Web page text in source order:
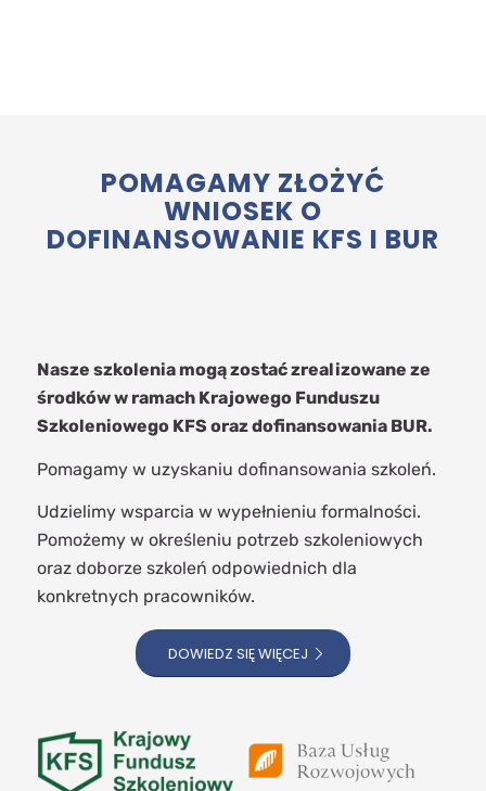
POMAGAMY ZŁOŻYĆ
WNIOSEK O
DOFINANSOWANIE KFS I BUR
Nasze szkolenia mogą zostać zrealizowane ze
środków w ramach Krajowego Funduszu
Szkoleniowego KFS oraz dofinansowania BUR.
Pomagamy w uzyskaniu dofinansowania szkoleń.
Udzielimy wsparcia w wypełnieniu formalności.
Pomożemy w określeniu potrzeb szkoleniowych
oraz doborze szkoleń odpowiednich dla
konkretnych pracowników.
DOWIEDZ SIĘ WIĘCEJ